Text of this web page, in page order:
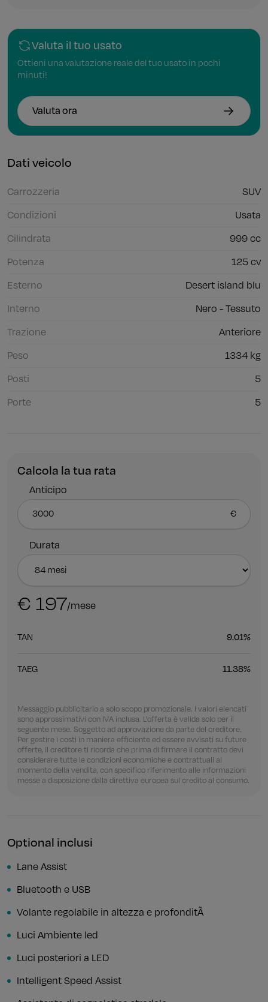
Valuta il tuo usato
Ottieni una valutazione reale del tuo usato in pochi
minuti!
Valuta ora
Dati veicolo
Carrozzeria
SUV
Condizioni
Usata
Cilindrata
999 cc
Potenza
125 cv
Esterno
Desert island blu
Interno
Nero - Tessuto
Trazione
Anteriore
Peso
1334 kg
Posti
5
Porte
5
Calcola la tua rata
Anticipo
Durata
€ 197/mese
TAN 9.01%
TAEG 11.38%
Messaggio pubblicitario a solo scopo promozionale. I valori elencati
sono approssimativi con IVA inclusa. L'offerta è valida solo per il
seguente mese. Soggetto ad approvazione da parte del creditore.
Per gestire i costi in maniera efficiente ed essere avvisati su future
offerte, il creditore ti ricorda che prima di firmare il contratto devi
considerare tutte le condizioni economiche e contrattuali al
momento della vendita, con specifico riferimento alle informazioni
messe a disposizione dalla direttiva europea sul credito al consumo.
Optional inclusi
Lane Assist
Bluetooth e USB
Volante regolabile in altezza e profonditÃ
Luci Ambiente led
Luci posteriori a LED
Intelligent Speed Assist